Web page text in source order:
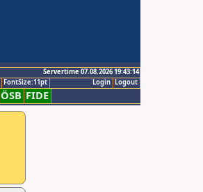
Servertime 07.08.2026 19:43:14
Logout
Login
FontSize:11pt
ÖSB FIDE